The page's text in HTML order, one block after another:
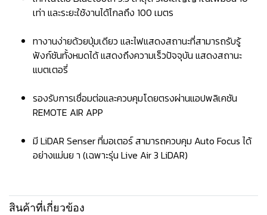
เท่า และระยะใช้งานได้ไกลถึง 100 เมตร
ทางานง่ายด้วยปุ่มเดียว และไฟแสดงสถานะที่สามารถรับรู้
ฟังก์ชันทั้งหมดได้ แสดงถึงความเร็วปัจจุบัน แสดงสถานะ
แบตเตอรี่
รองรับการเชื่อมต่อและควบคุมโดยตรงผ่านแอปพลิเคชัน
REMOTE AIR APP
มี LiDAR Senser ที่มอเตอร์ สามารถควบคุม Auto Focus ได้
อย่างแม่นย า (เฉพาะรุ่น Live Air 3 LiDAR)
สินค้าที่เกี่ยวข้อง